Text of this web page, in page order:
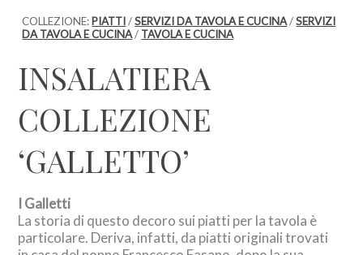
COLLEZIONE: PIATTI/SERVIZI DA TAVOLA E CUCINA/SERVIZI
DA TAVOLA E CUCINA/ TAVOLA E CUCINA
INSALATIERA
COLLEZIONE
‘GALLETTO’
I Galletti
La storia di questo decoro sui piatti per la tavola è
particolare. Deriva, infatti, da piatti originali trovati